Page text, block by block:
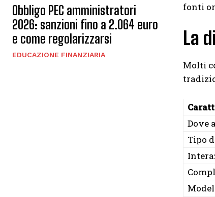
Obbligo PEC amministratori
2026: sanzioni fino a 2.064 euro
e come regolarizzarsi
EDUCAZIONE FINANZIARIA
fonti
La
Molti
Dove
Tipo